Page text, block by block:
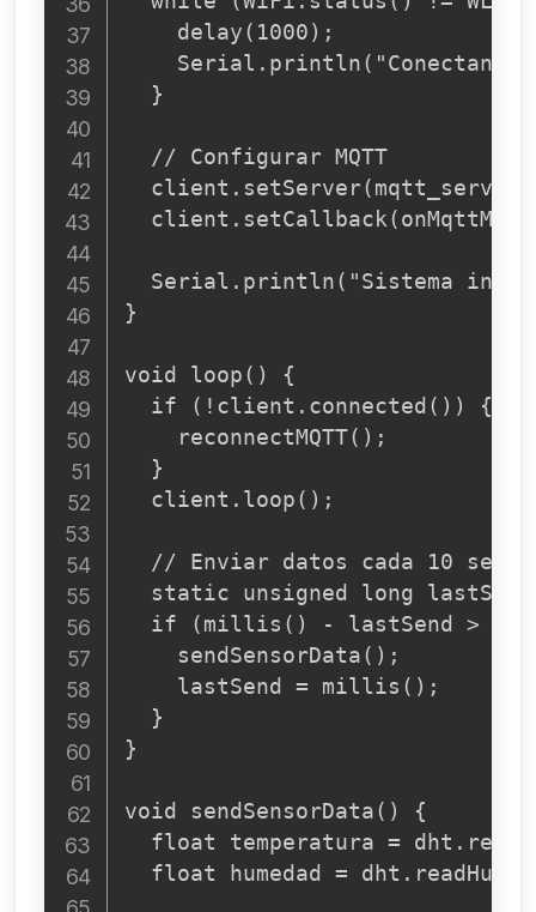
    delay(1000);
Serial.println("Conectando
  }
  // Configurar MQTT
Serial.println("Sistema
}
void loop() {
  if (!client.connected()) {
    reconnectMQTT();
  }
  client.loop();
// Enviar datos cada 10
static unsigned long
if (millis() - lastSend >
    sendSensorData();
    lastSend = millis();
  }
}
void sendSensorData() {
float temperatura =
float humedad =